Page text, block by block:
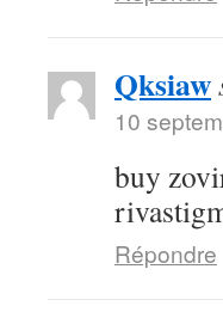
Qksiaw
10
buy
Répondre